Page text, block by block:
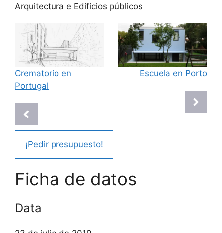
Arquitectura e Edificios públicos
Crematorio en
Portugal
Escuela en Porto
¡Pedir presupuesto!
Ficha de datos
Data